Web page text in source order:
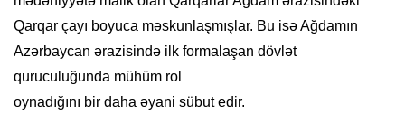
Qarqar çayı boyuca məskunlaşmışlar. Bu isə Ağdamın
Azərbaycan ərazisində ilk formalaşan dövlət
quruculuğunda mühüm rol
oynadığını bir daha əyani sübut edir.